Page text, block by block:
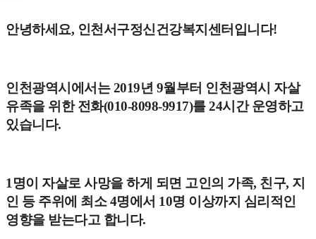
안녕하세요, 인천서구정신건강복지센터입니다!
인천광역시에서는 2019년 9월부터 인천광역시 자살
유족을 위한 전화(010-8098-9917)를 24시간 운영하고
있습니다.
1명이 자살로 사망을 하게 되면 고인의 가족, 친구, 지
인 등 주위에 최소 4명에서 10명 이상까지 심리적인
영향을 받는다고 합니다.